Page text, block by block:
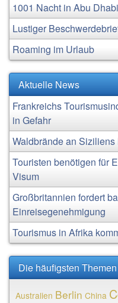
1001 Nacht in Abu Dhabi
Lustiger
Roaming im Urlaub
Aktuelle News
Frankreichs
in Gefahr
Waldbrände an Siziliens
Touristen benötigen für
Visum
Großbritannien fordert
Einreisegenehmigung
Tourismus in Afrika
Die häufigsten Themen
Australien Berlin China